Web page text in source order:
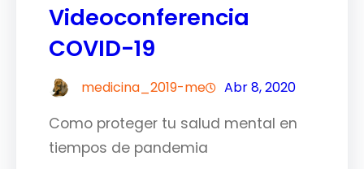
Videoconferencia
COVID-19
medicina_2019-me Abr 8, 2020
Como proteger tu salud mental en
tiempos de pandemia